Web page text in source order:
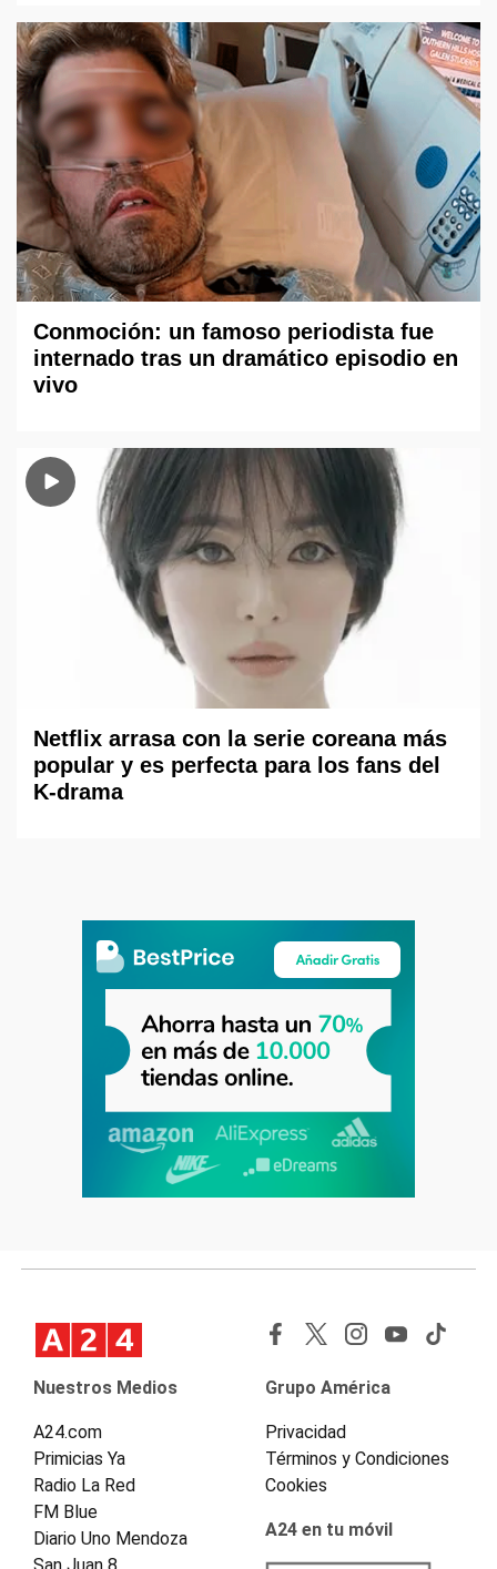
Conmoción: un famoso periodista fue
internado tras un dramático episodio en
vivo
Netflix arrasa con la serie coreana más
popular y es perfecta para los fans del
K-drama
Nuestros Medios
A24.com
Primicias Ya
Radio La Red
FM Blue
Diario Uno Mendoza
Grupo América
Privacidad
Términos y Condiciones
Cookies
A24 en tu móvil